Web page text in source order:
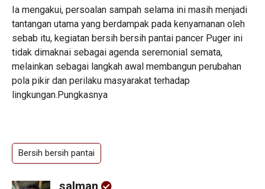
Ia mengakui, persoalan sampah selama ini masih menjadi
tantangan utama yang berdampak pada kenyamanan oleh
sebab itu, kegiatan bersih bersih pantai pancer Puger ini
tidak dimaknai sebagai agenda seremonial semata,
melainkan sebagai langkah awal membangun perubahan
pola pikir dan perilaku masyarakat terhadap
lingkungan.Pungkasnya
Bersih bersih pantai
salman